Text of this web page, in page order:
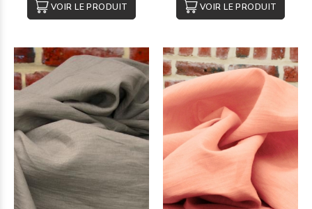
VOIR LE PRODUIT VOIR LE PRODUIT